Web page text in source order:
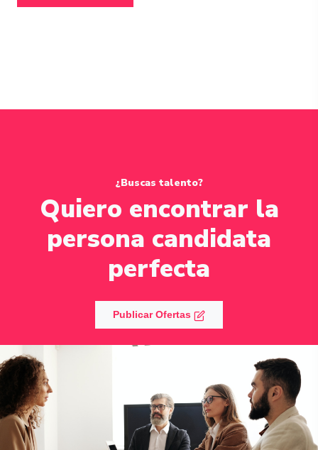
¿Buscas talento?
Quiero encontrar la
persona candidata
perfecta
Publicar Ofertas